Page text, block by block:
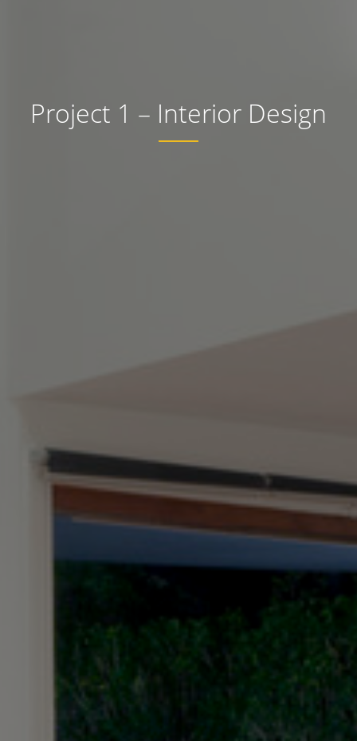
Project 1 – Interior Design